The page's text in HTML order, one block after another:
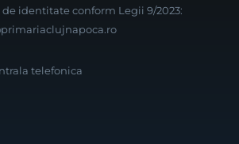
identitate conform Legii 9/2023:
telefonica